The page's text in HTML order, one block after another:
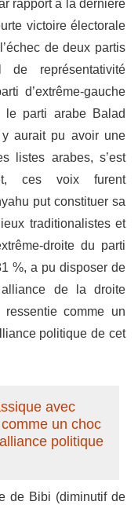
rapport à la dernière
victoire électorale
de deux partis
représentativité
d’extrême-gauche
le parti arabe Balad
aurait pu avoir une
listes arabes, s’est
ces voix furent
put constituer sa
traditionalistes et
droite du parti
%, a pu disposer de
de la droite
ressentie comme un
politique de cet
avec
un choc
politique
de Bibi (diminutif de